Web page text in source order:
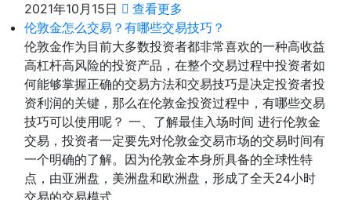
2021年10月15日
查看更多
伦敦金怎么交易？有哪些交易技巧？
伦敦金作为目前大多数投资者都非常喜欢的一种高收益
高杠杆高风险的投资产品，在整个交易过程中投资者如
何能够掌握正确的交易方法和交易技巧是决定投资者投
资利润的关键，那么在伦敦金投资过程中，有哪些交易
技巧可以使用呢？ 一、了解最佳入场时间 进行伦敦金
交易，投资者一定要先对伦敦金交易市场的交易时间有
一个明确的了解。因为伦敦金本身所具备的全球性特
点，由亚洲盘，美洲盘和欧洲盘，形成了全天24小时
交易的交易模式。 …